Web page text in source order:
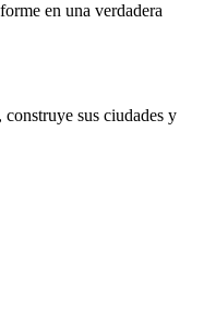
en una verdadera
sus ciudades y